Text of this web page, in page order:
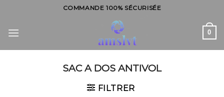
content
COMMANDE 100% SÉCURISÉE
0
SAC A DOS ANTIVOL
FILTRER